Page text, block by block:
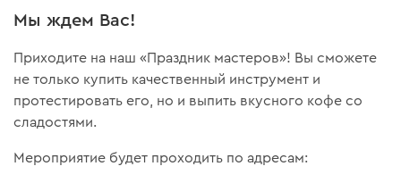
Мы ждем Вас!
Приходите на наш «Праздник мастеров»! Вы сможете
не только купить качественный инструмент и
протестировать его, но и выпить вкусного кофе со
сладостями.
Мероприятие будет проходить по адресам: